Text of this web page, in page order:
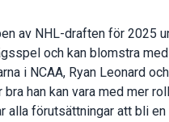
av NHL-draften för 2025
och kan blomstra
i NCAA, Ryan Leonard
han kan vara med mer
alla förutsättningar att bli